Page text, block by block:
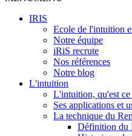
IRIS
Ecole de l'intuition
Notre équipe
iRiS recrute
Nos références
Notre blog
L'intuition
L'intuition, qu'est ce
Ses applications et
La technique du
Définition du